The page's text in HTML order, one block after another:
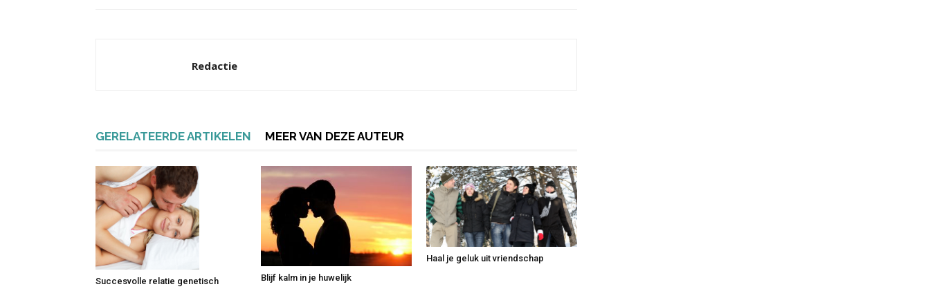
Redactie
GERELATEERDE ARTIKELEN MEER VAN DEZE AUTEUR
Succesvolle relatie genetisch
Blijf kalm in je huwelijk
Haal je geluk uit vriendschap